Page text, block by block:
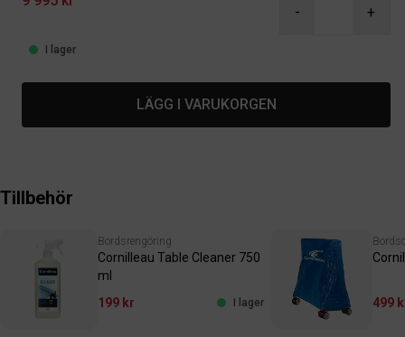
- +
I lager
LÄGG I VARUKORGEN
Tillbehör
Bordsrengöring
Cornilleau Table Cleaner 750
ml
199 kr
I lager 499